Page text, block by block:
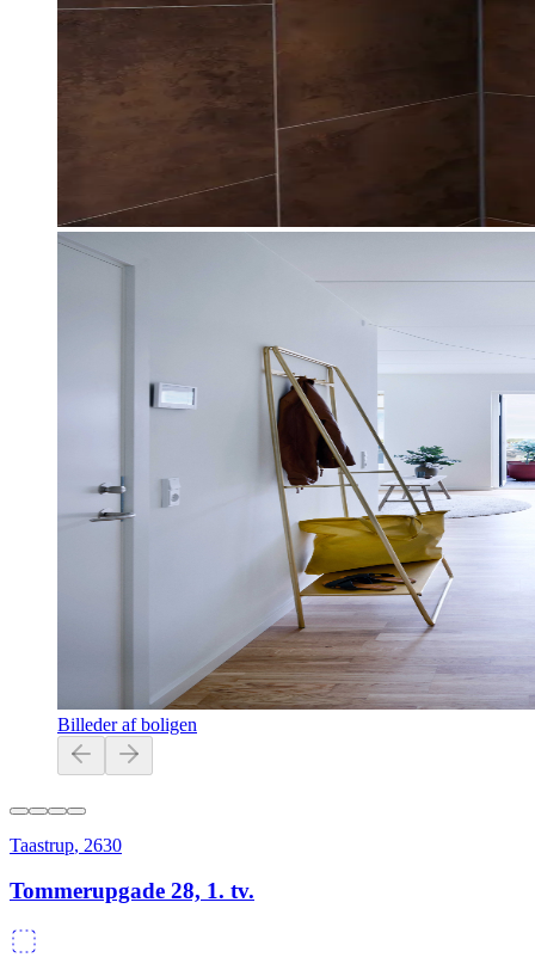
Billeder af boligen
Taastrup, 2630
Tommerupgade 28, 1. tv.